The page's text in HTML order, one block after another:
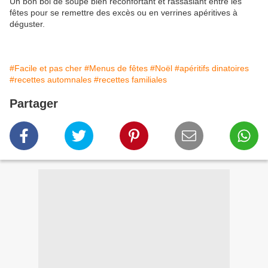
fêtes pour se remettre des excès ou en verrines apéritives à
déguster.
#Facile et pas cher #Menus de fêtes #Noël #apéritifs dinatoires
#recettes automnales #recettes familiales
Partager